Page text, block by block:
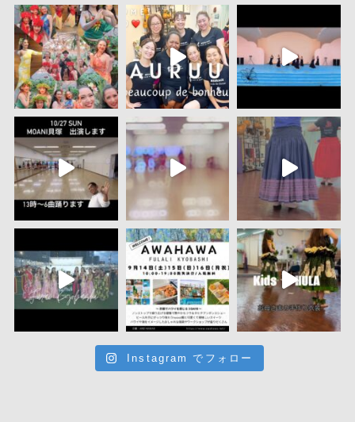
Instagram でフォロー